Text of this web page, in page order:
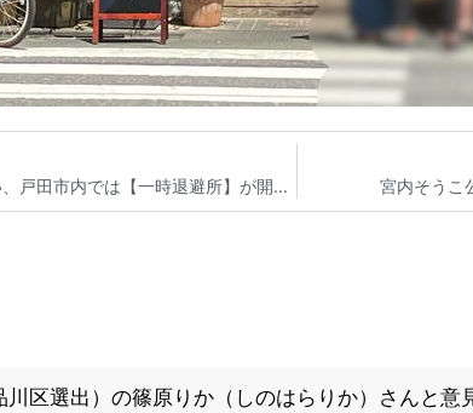
戸田市の避難所について 台風7号の接近に伴い、戸田市内では【一時退避所】が開設されています。 戸田市議会議員 宮内そうこ 宮内そうこ
川区選出）の篠原りか（しのはらりか）さん